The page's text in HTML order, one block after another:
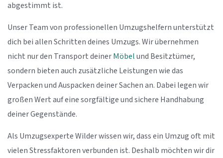
abgestimmt ist.
Unser Team von professionellen Umzugshelfern unterstützt
dich bei allen Schritten deines Umzugs. Wir übernehmen
nicht nur den Transport deinerMöbelund Besitztümer,
sondern bieten auch zusätzliche Leistungen wie das
Verpacken und Auspacken deiner Sachen an. Dabei legen wir
großen Wert auf eine sorgfältige und sichere Handhabung
deiner Gegenstände.
Als Umzugsexperte Wilder wissen wir, dass ein Umzug oft mit
vielen Stressfaktoren verbunden ist. Deshalb möchten wir dir